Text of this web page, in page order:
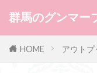
群馬のグンマー
HOME アウトプ